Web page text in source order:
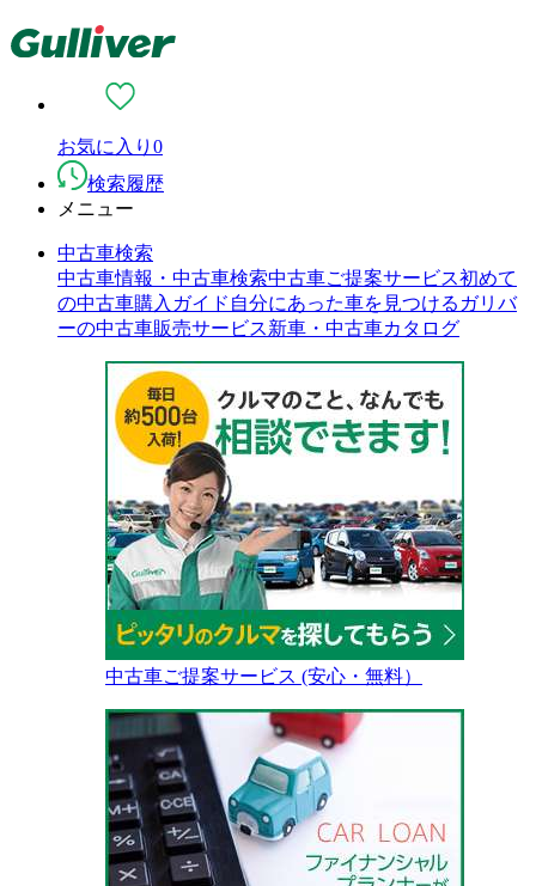
お気に入り 0
検索履歴
メニュー
中古車検索
中古車情報・中古車検索中古車ご提案サービス初めて
の中古車購入ガイド 自分にあった車を見つける ガリバ
ーの中古車販売サービス新車・中古車カタログ
中古車ご提案サービス (安心・無料）